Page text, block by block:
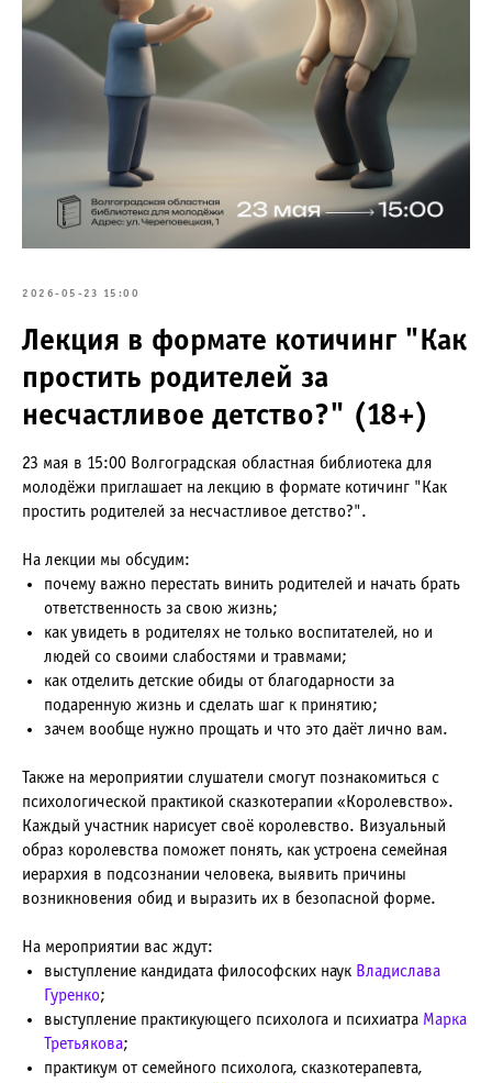
2026-05-23 15:00
Лекция в формате котичинг "Как
простить родителей за
несчастливое детство?" (18+)
23 мая в 15:00 Волгоградская областная библиотека для
молодёжи приглашает на лекцию в формате котичинг "Как
простить родителей за несчастливое детство?".
На лекции мы обсудим:
почему важно перестать винить родителей и начать брать
ответственность за свою жизнь;
как увидеть в родителях не только воспитателей, но и
людей со своими слабостями и травмами;
как отделить детские обиды от благодарности за
подаренную жизнь и сделать шаг к принятию;
зачем вообще нужно прощать и что это даёт лично вам.
Также на мероприятии слушатели смогут познакомиться с
психологической практикой сказкотерапии «Королевство».
Каждый участник нарисует своё королевство. Визуальный
образ королевства поможет понять, как устроена семейная
иерархия в подсознании человека, выявить причины
возникновения обид и выразить их в безопасной форме.
На мероприятии вас ждут:
выступление кандидата философских наук Владислава
Гуренко;
выступление практикующего психолога и психиатра Марка
Третьякова;
практикум от семейного психолога, сказкотерапевта,